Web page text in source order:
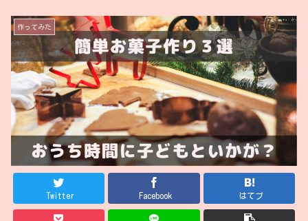
作ってみた
Twitter Facebook はてブ